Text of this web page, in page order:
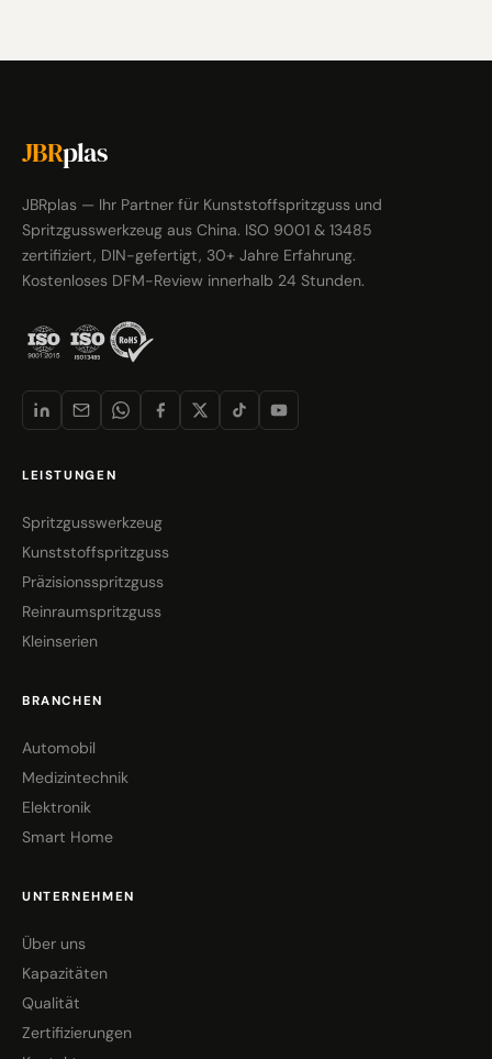
JBRplas
JBRplas — Ihr Partner für Kunststoffspritzguss und
Spritzgusswerkzeug aus China. ISO 9001 & 13485
zertifiziert, DIN-gefertigt, 30+ Jahre Erfahrung.
Kostenloses DFM-Review innerhalb 24 Stunden.
LEISTUNGEN
Spritzgusswerkzeug
Kunststoffspritzguss
Präzisionsspritzguss
Reinraumspritzguss
Kleinserien
BRANCHEN
Automobil
Medizintechnik
Elektronik
Smart Home
UNTERNEHMEN
Über uns
Kapazitäten
Qualität
Zertifizierungen